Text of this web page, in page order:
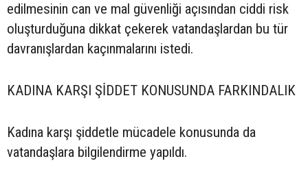
edilmesinin can ve mal güvenliği açısından ciddi risk
oluşturduğuna dikkat çekerek vatandaşlardan bu tür
davranışlardan kaçınmalarını istedi.
KADINA KARŞI ŞİDDET KONUSUNDA FARKINDALIK
Kadına karşı şiddetle mücadele konusunda da
vatandaşlara bilgilendirme yapıldı.